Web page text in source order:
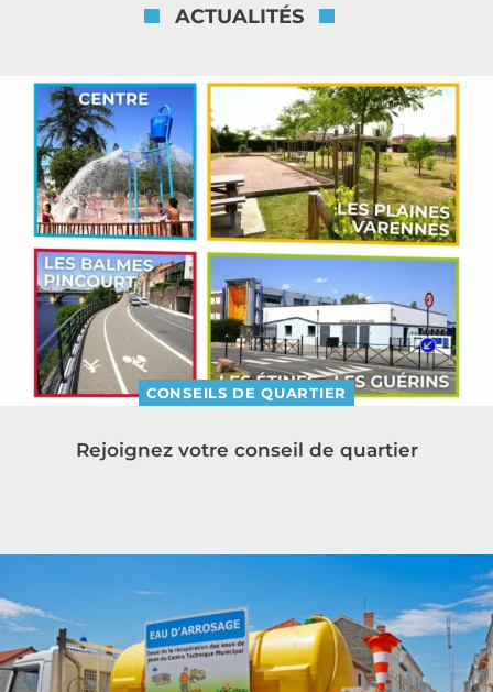
ACTUALITÉS
CONSEILS DE QUARTIER
Rejoignez votre conseil de quartier